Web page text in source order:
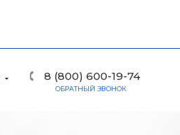
8 (800) 600-19-74
ОБРАТНЫЙ ЗВОНОК